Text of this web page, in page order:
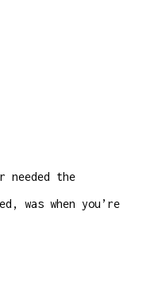
needed the
was when you’re